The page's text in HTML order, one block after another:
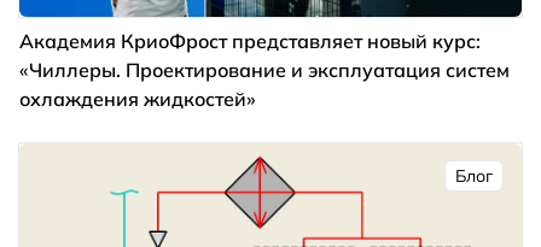
Академия КриоФрост представляет новый курс:
«Чиллеры. Проектирование и эксплуатация систем
охлаждения жидкостей»
Блог